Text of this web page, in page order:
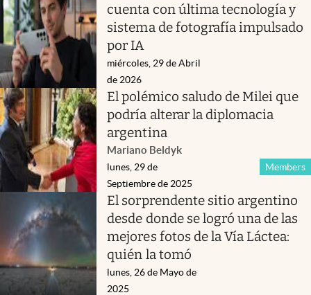
cuenta con última tecnología y
sistema de fotografía impulsado
por IA
miércoles, 29 de Abril
de 2026
El polémico saludo de Milei que
podría alterar la diplomacia
argentina
Mariano Beldyk
Members
lunes, 29 de
Septiembre de 2025
El sorprendente sitio argentino
desde donde se logró una de las
mejores fotos de la Vía Láctea:
quién la tomó
lunes, 26 de Mayo de
2025